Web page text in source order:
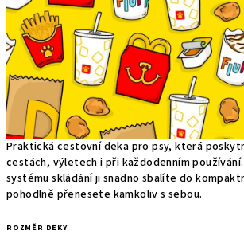
Praktická cestovní deka pro psy, která
cestách, výletech i při každodenním
systému skládání ji snadno sbalíte do
pohodlně přenesete kamkoliv s sebou.
ROZMĚR DEKY